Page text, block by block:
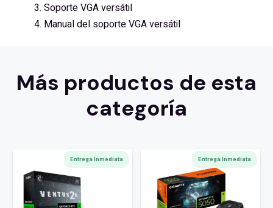
3. Soporte VGA versátil
4. Manual del soporte VGA versátil
Más productos de esta
categoría
Entrega Inmediata Entrega Inmediata